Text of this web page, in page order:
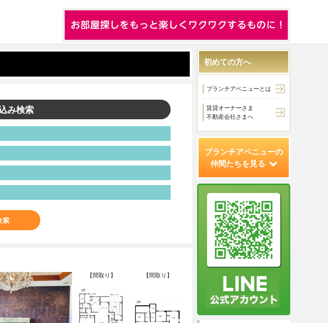
み検索
【間取り】 【間取り】
初めての方へ
ブランチアベニューとは
賃貸オーナーさま
不動産会社さまへ
ブランチアベニューの
仲間たちを見る